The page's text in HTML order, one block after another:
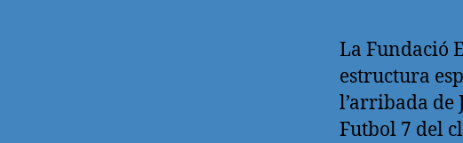
La Fundació
estructura
l’arribada de
Futbol 7 del